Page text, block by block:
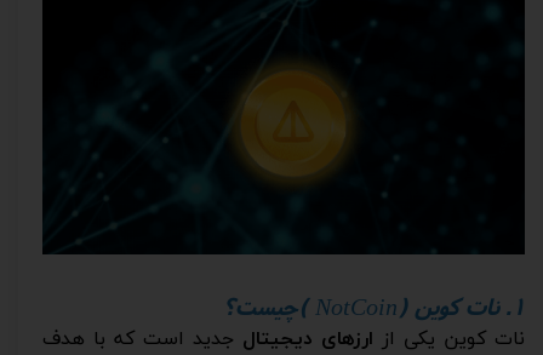
۱. نات کوین NotCoin))چیست؟
نات کوین یکی از ارزهای دیجیتال جدید است که با هدف